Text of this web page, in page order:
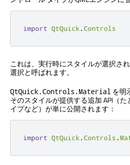
import QtQuick .Controls
これは、実行時にスタイルが選択さ
選択と呼ばれます。
QtQuick.Controls.Material を明
そのスタイルが提供する追加 API（
イプなど）が単に公開されます：
import QtQuick .Controls .